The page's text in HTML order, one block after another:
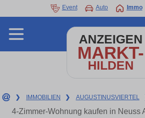
Event Auto Immo
ANZEIGEN
MARKT-
HILDEN
❯ IMMOBILIEN ❯ AUGUSTINUSVIERTEL
4-Zimmer-Wohnung kaufen in Neuss